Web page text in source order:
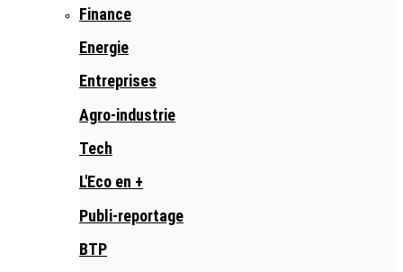
Finance
Energie
Entreprises
Agro-industrie
Tech
L'Eco en +
Publi-reportage
BTP